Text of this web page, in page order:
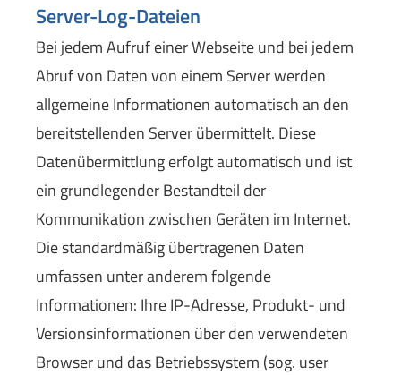
Server-Log-Dateien
Bei jedem Aufruf einer Webseite und bei jedem
Abruf von Daten von einem Server werden
allgemeine Informationen automatisch an den
bereitstellenden Server übermittelt. Diese
Datenübermittlung erfolgt automatisch und ist
ein grundlegender Bestandteil der
Kommunikation zwischen Geräten im Internet.
Die standardmäßig übertragenen Daten
umfassen unter anderem folgende
Informationen: Ihre IP-Adresse, Produkt- und
Versionsinformationen über den verwendeten
Browser und das Betriebssystem (sog. user